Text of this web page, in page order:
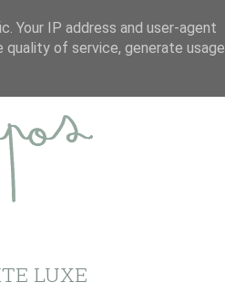
LUXE
Your IP address and user-agent
of service, generate usage